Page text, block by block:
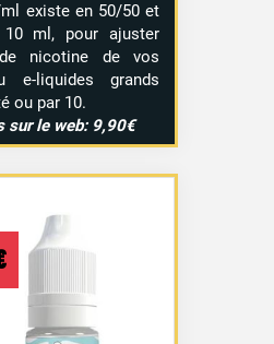
existe en 50/50 et
ml, pour ajuster
nicotine de vos
e-liquides grands
ou par 10.
sur le web: 9,90€
Plage
de